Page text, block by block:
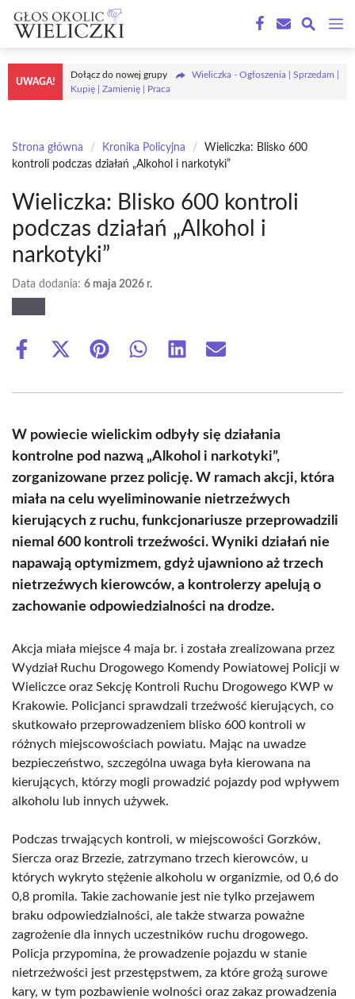
treści
UWAGA!
Dołącz do nowej grupy
Wieliczka - Ogłoszenia | Sprzedam |
Kupię | Zamienię | Praca
Strona główna / Kronika Policyjna /
Wieliczka: Blisko 600
kontroli podczas działań „Alkohol i narkotyki”
Wieliczka: Blisko 600 kontroli
podczas działań „Alkohol i
narkotyki”
Data dodania: 6 maja 2026 r.
Share
Share
(Twitter)
Share Share Share Share
W powiecie wielickim odbyły się działania
kontrolne pod nazwą „Alkohol i narkotyki”,
zorganizowane przez policję. W ramach akcji, która
miała na celu wyeliminowanie nietrzeźwych
kierujących z ruchu, funkcjonariusze przeprowadzili
niemal 600 kontroli trzeźwości. Wyniki działań nie
napawają optymizmem, gdyż ujawniono aż trzech
nietrzeźwych kierowców, a kontrolerzy apelują o
zachowanie odpowiedzialności na drodze.
Akcja miała miejsce 4 maja br. i została zrealizowana przez
Wydział Ruchu Drogowego Komendy Powiatowej Policji w
Wieliczce oraz Sekcję Kontroli Ruchu Drogowego KWP w
Krakowie. Policjanci sprawdzali trzeźwość kierujących, co
skutkowało przeprowadzeniem blisko 600 kontroli w
różnych miejscowościach powiatu. Mając na uwadze
bezpieczeństwo, szczególna uwaga była kierowana na
kierujących, którzy mogli prowadzić pojazdy pod wpływem
alkoholu lub innych używek.
Podczas trwających kontroli, w miejscowości Gorzków,
Siercza oraz Brzezie, zatrzymano trzech kierowców, u
których wykryto stężenie alkoholu w organizmie, od 0,6 do
0,8 promila. Takie zachowanie jest nie tylko przejawem
braku odpowiedzialności, ale także stwarza poważne
zagrożenie dla innych uczestników ruchu drogowego.
Policja przypomina, że prowadzenie pojazdu w stanie
nietrzeźwości jest przestępstwem, za które grożą surowe
kary, w tym pozbawienie wolności oraz zakaz prowadzenia